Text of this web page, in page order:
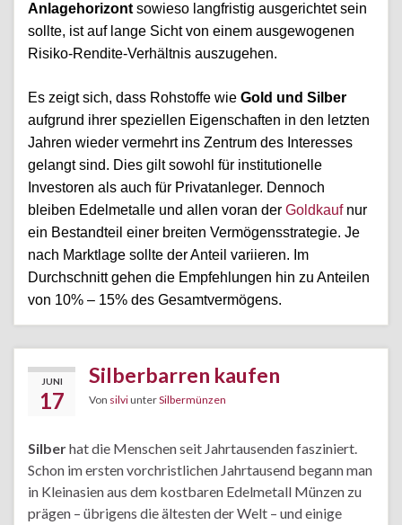
Anlagehorizont sowieso langfristig ausgerichtet sein
sollte, ist auf lange Sicht von einem ausgewogenen
Risiko-Rendite-Verhältnis auszugehen.
Es zeigt sich, dass Rohstoffe wie Gold und Silber
aufgrund ihrer speziellen Eigenschaften in den letzten
Jahren wieder vermehrt ins Zentrum des Interesses
gelangt sind. Dies gilt sowohl für institutionelle
Investoren als auch für Privatanleger. Dennoch
bleiben Edelmetalle und allen voran der Goldkaufnur
ein Bestandteil einer breiten Vermögensstrategie. Je
nach Marktlage sollte der Anteil variieren. Im
Durchschnitt gehen die Empfehlungen hin zu Anteilen
von 10% – 15% des Gesamtvermögens.
JUNI
17
Silberbarren kaufen
Von silviunterSilbermünzen
Silberhat die Menschen seit Jahrtausenden fasziniert.
Schon im ersten vorchristlichen Jahrtausend begann man
in Kleinasien aus dem kostbaren Edelmetall Münzen zu
prägen – übrigens die ältesten der Welt – und einige